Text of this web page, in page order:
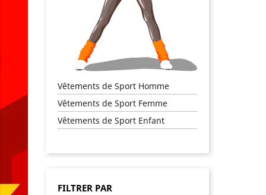
Vêtements de Sport Homme
Vêtements de Sport Femme
Vêtements de Sport Enfant
FILTRER PAR